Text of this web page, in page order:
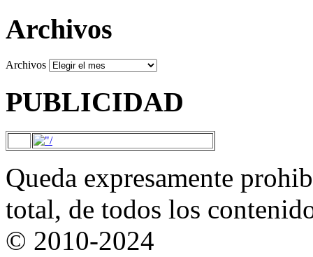
Archivos
Archivos
PUBLICIDAD
Queda expresamente
total, de todos los
© 2010-2024